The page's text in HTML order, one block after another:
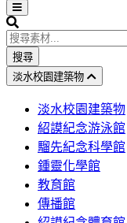
Open
sidebar
Search
搜尋
淡水校園建築物
淡水校園建築物
紹謨紀念游泳館
騮先紀念科學館
鍾靈化學館
教育館
傳播館